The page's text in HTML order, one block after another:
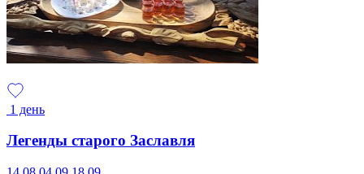
1 день
Легенды старого Заславля